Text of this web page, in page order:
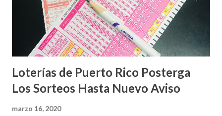
Loterías de Puerto Rico Posterga
Los Sorteos Hasta Nuevo Aviso
marzo 16, 2020